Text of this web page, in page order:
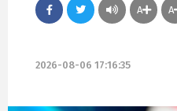
A A
2026-08-06 17:16:35